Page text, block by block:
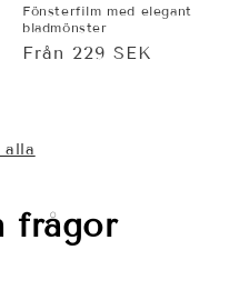
Fönsterfilm med elegant
bladmönster
Ordinarie
Från 229 SEK
alla
frågor